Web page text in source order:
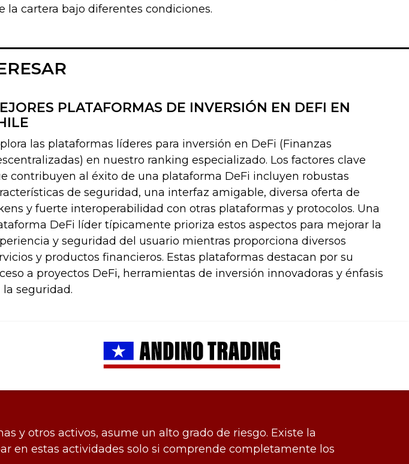
cartera bajo diferentes condiciones.
PLATAFORMAS DE INVERSIÓN EN DEFI EN
las plataformas líderes para inversión en DeFi (Finanzas
en nuestro ranking especializado. Los factores clave
contribuyen al éxito de una plataforma DeFi incluyen robustas
de seguridad, una interfaz amigable, diversa oferta de
y fuerte interoperabilidad con otras plataformas y protocolos. Una
DeFi líder típicamente prioriza estos aspectos para mejorar la
y seguridad del usuario mientras proporciona diversos
y productos financieros. Estas plataformas destacan por su
a proyectos DeFi, herramientas de inversión innovadoras y énfasis
la seguridad.
y otros activos, asume un alto grado de riesgo. Existe la
en estas actividades solo si comprende completamente los